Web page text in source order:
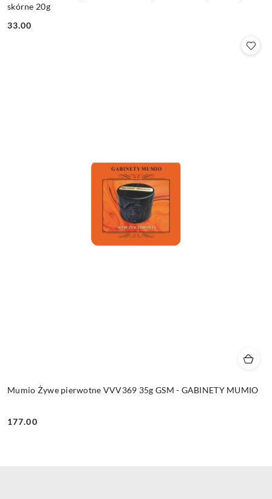
skórne 20g
Cena:
33.00
Mumio Żywe pierwotne VVV369 35g GSM - GABINETY MUMIO
Cena:
177.00